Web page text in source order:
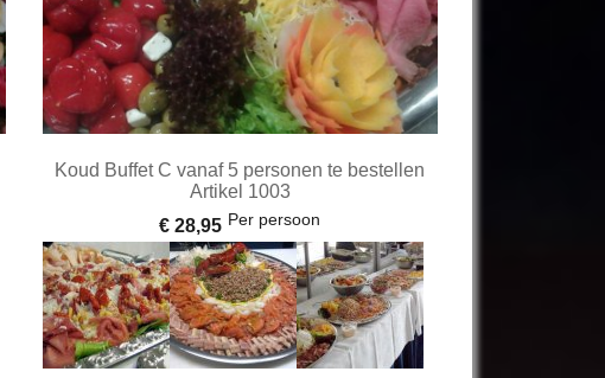
Koud Buffet C vanaf 5 personen te bestellen
Artikel 1003
€ 28,95 Per persoon